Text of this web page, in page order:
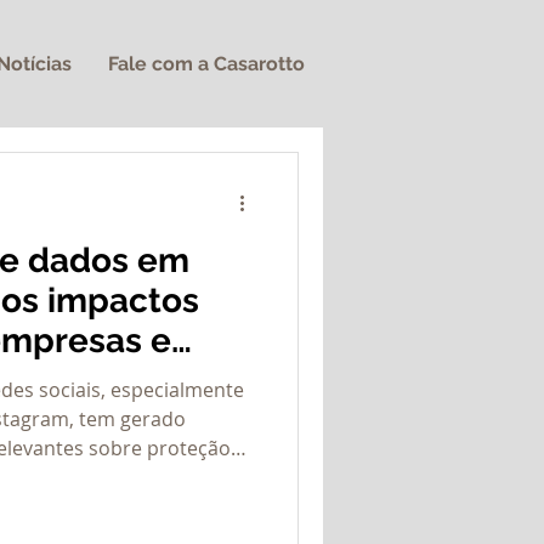
Fale com a Casarotto
dados em
impactos
e
sociais, especialmente
tem gerado
sobre proteção